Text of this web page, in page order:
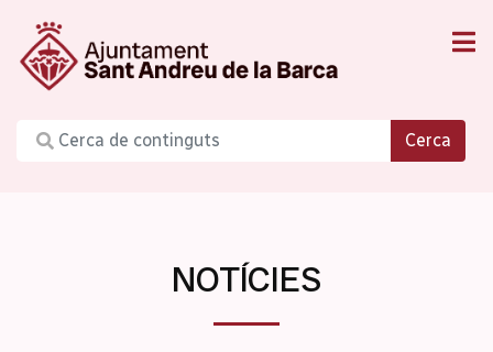
Cerca
NOTÍCIES